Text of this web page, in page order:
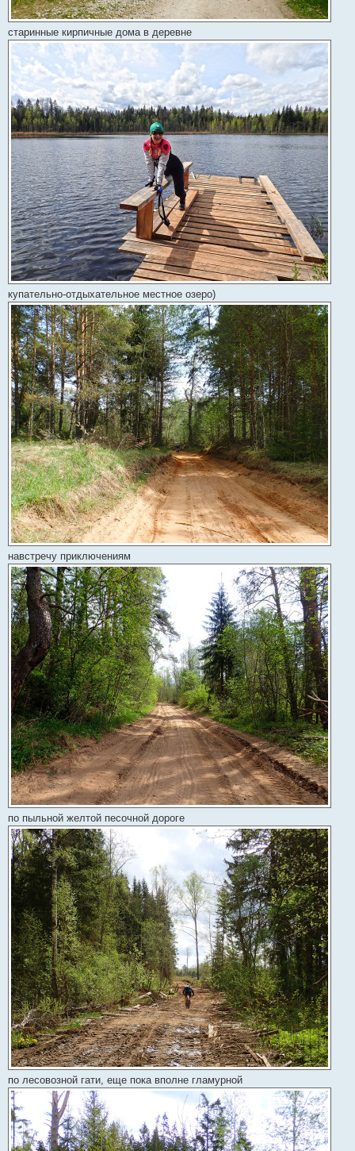
старинные кирпичные дома в деревне
купательно-отдыхательное местное озеро)
навстречу приключениям
по пыльной желтой песочной дороге
по лесовозной гати, еще пока вполне гламурной